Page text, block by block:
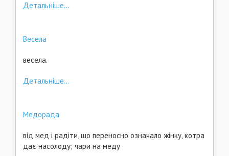
Детальніше...
Весела
весела.
Детальніше...
Медорада
від мед і радіти, що переносно означало жінку, котра
дає насолоду; чари на меду